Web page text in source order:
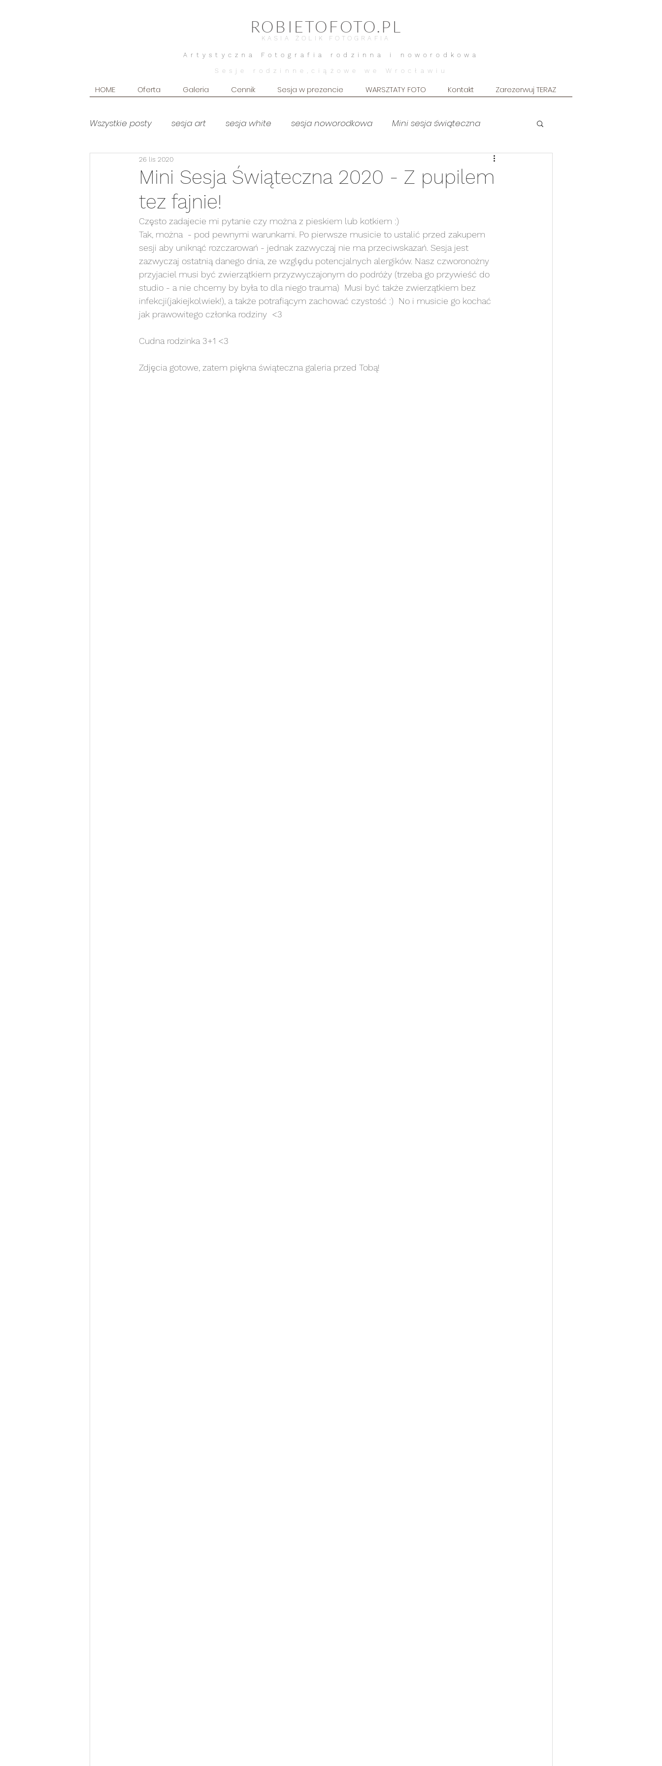
ROBIETOFOTO.PL
KASIA ŻOLIK FOTOGRAFIA
Artystyczna Fotografia rodzinna i noworodkowa
Sesje rodzinne,ciążowe we Wrocławiu
HOME Oferta Galeria Cennik Sesja w prezencie WARSZTATY FOTO Kontakt Zarezerwuj TERAZ
Wszystkie posty sesja art sesja white sesja noworodkowa Mini sesja świąteczna
poradniki Produkty foto
sesja brzuszkowa WHITE
sesja na roczek sesja noworodkowa art sesja noworodkowa stylizowana
sesja noworodkowa white sesja plenerowa sesja portretowa sesja portretowa ART
Sesja portretowa WHITE sesja rodzinna
Mini Sesja Świąteczna 2020 - Z pupilem
tez fajnie!
26 lis 2020
Często zadajecie mi pytanie czy można z pieskiem lub kotkiem :)
Tak, można  - pod pewnymi warunkami. Po pierwsze musicie to ustalić przed zakupem
sesji aby uniknąć rozczarowań - jednak zazwyczaj nie ma przeciwskazań. Sesja jest
zazwyczaj ostatnią danego dnia, ze względu potencjalnych alergików. Nasz czworonożny
przyjaciel musi być zwierzątkiem przyzwyczajonym do podróży (trzeba go przywieść do
studio - a nie chcemy by była to dla niego trauma)  Musi być także zwierzątkiem bez
infekcji(jakiejkolwiek!), a także potrafiącym zachować czystość :)  No i musicie go kochać
jak prawowitego członka rodziny  <3
Cudna rodzinka 3+1 <3
Zdjęcia gotowe, zatem piękna świąteczna galeria przed Tobą!